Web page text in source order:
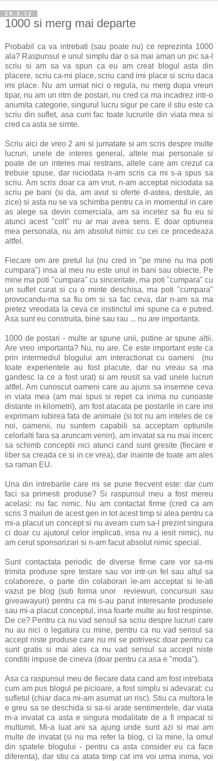
29.3.12
1000 si merg mai departe
Probabil ca va intrebati (sau poate nu) ce reprezinta 1000
ala? Raspunsul e unul simplu dar o sa mai aman un pic sa-l
scriu si am sa va spun ca eu am creat blogul asta din
placere, scriu ca-mi place, scriu cand imi place si scriu daca
imi place. Nu am urmat nici o regula, nu merg dupa vreun
tipar, nu am un ritm de postari, nu cred ca ma incadrez intr-o
anumita categorie, singurul lucru sigur pe care il stiu este ca
scriu din suflet, asa cum fac toate lucrurile din viata mea si
cred ca asta se simte.
Scriu aici de vreo 2 ani si jumatate si am scris despre multe
lucruri, unele de interes general, altele mai personale si
poate de un interes mai restrans, altele care am crezut ca
trebuie spuse, dar niciodata n-am scris ca mi s-a spus sa
scriu. Am scris doar ca am vrut, n-am acceptat niciodata sa
scriu pe bani (si da, am avut si oferte d-astea, destule, as
zice) si asta nu se va schimba pentru ca in momentul in care
as alege sa devin comerciala, am sa incetez sa fiu eu si
atunci acest "colt" nu ar mai avea sens. E doar optiunea
mea personala, nu am absolut nimic cu cei ce procedeaza
altfel.
Fiecare om are pretul lui (nu cred in "pe mine nu ma poti
cumpara") insa al meu nu este unul in bani sau obiecte. Pe
mine ma poti "cumpara" cu sinceritate, ma poti "cumpara" cu
un suflet curat si cu o minte deschisa, ma poti "cumpara"
provocandu-ma sa fiu om si sa fac ceva, dar n-am sa ma
pretez vreodata la ceva ce instinctul imi spune ca e putred.
Asa sunt eu construita, bine sau rau ... nu are importanta.
1000 de postari - multe ar spune unii, putine ar spune altii.
Are vreo importanta? Nu, nu are. Ce este important este ca
prin intermediul blogului am interactionat cu oameni (nu
toate experientele au fost placute, dar nu vreau sa ma
gandesc la ce a fost urat) si am reusit sa vad unele lucruri
altfel. Am cunoscut oameni care au ajuns sa insemne ceva
in viata mea (am mai spus si repet ca inima nu cunoaste
distante in kilometri), am fost atacata pe postarile in care imi
exprimam iubirea fata de animale (si tot nu am inteles de ce
noi, oamenii, nu suntem capabili sa acceptam optiunile
celorlalti fara sa aruncam venin), am invatat sa nu mai incerc
sa schimb conceptii nici atunci cand sunt gresite (fiecare e
liber sa creada ce si in ce vrea), dar inainte de toate am ales
sa raman EU.
Una din intrebarile care mi se pune frecvent este: dar cum
faci sa primesti produse? Si raspunsul meu a fost mereu
acelasi: nu fac nimic. Nu am contactat firme (cred ca am
scris 3 mailuri de acest gen in tot acest timp si alea pentru ca
mi-a placut un concept si nu aveam cum sa-l prezint singura
ci doar cu ajutorul celor implicati, insa nu a iesit nimic), nu
am cerut sponsorizari si n-am facut absolut nimic special.
Sunt contactata periodic de diverse firme care vor sa-mi
trimita produse spre testare sau vor intr-un fel sau altul sa
colaboreze, o parte din colaborari le-am acceptat si le-ati
vazut pe blog (sub forma unor reviewuri, concursuri sau
giveawayuri) pentru ca mi s-au parut interesante produsele
sau mi-a placut conceptul, insa foarte multe au fost respinse.
De ce? Pentru ca nu vad sensul sa scriu despre lucruri care
nu au nici o legatura cu mine, pentru ca nu vad sensul sa
accept niste produse care nu mi se potrivesc doar pentru ca
sunt gratis si mai ales ca nu vad sensul sa accept niste
conditii impuse de cineva (doar pentru ca asa e "moda").
Asa ca raspunsul meu de fiecare data cand am fost intrebata
cum am pus blogul pe picioare, a fost simplu si adevarat: cu
sufletul (chiar daca mi-am asumat un risc). Stiu ca multora le
e greu sa se deschida si sa-si arate sentimentele, dar viata
m-a invatat ca asta e singura modalitate de a fi impacat si
multumit. Mi-a luat ani sa ajung unde sunt azi si mai am
multe de invatat (si nu ma refer la blog, ci la mine, la omul
din spatele blogului - pentru ca asta consider eu ca face
diferenta), dar stiu ca atata timp cat imi voi urma inima, voi